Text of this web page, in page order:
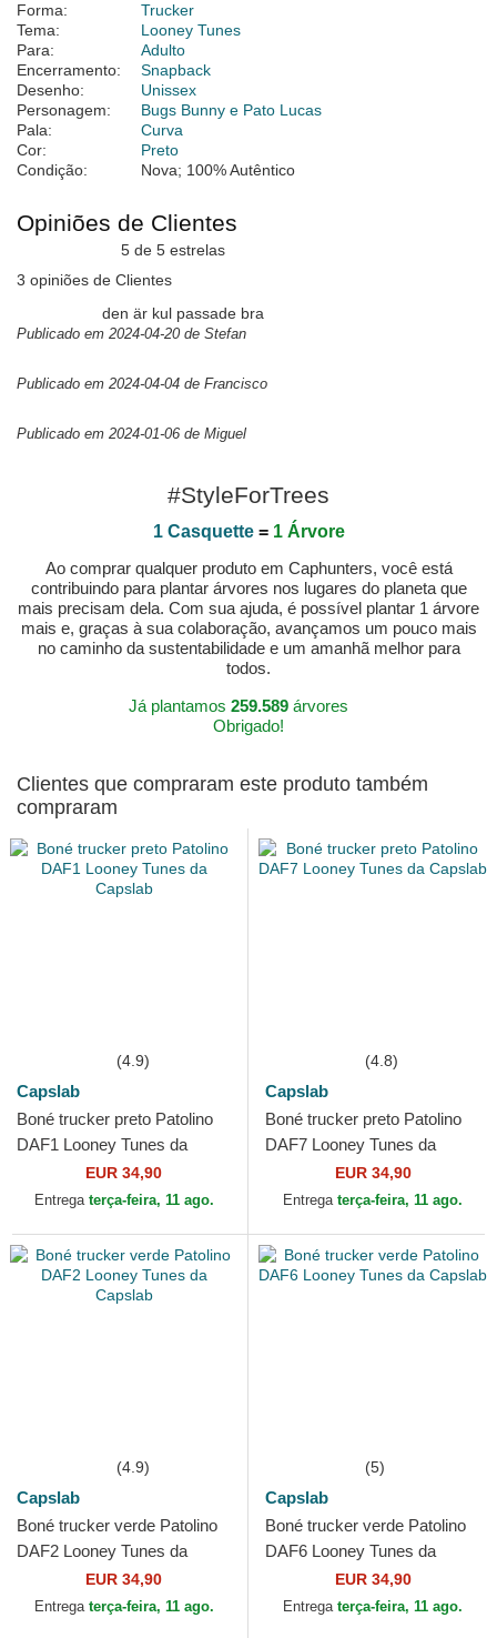
Forma:
Trucker
Tema:
Looney Tunes
Para:
Adulto
Encerramento:
Snapback
Desenho:
Unissex
Personagem:
Bugs Bunny e Pato Lucas
Pala:
Curva
Cor:
Preto
Condição:
Nova; 100% Autêntico
Opiniões de Clientes
5 de 5 estrelas
3 opiniões de Clientes
den är kul passade bra
Publicado em 2024-04-20 de Stefan
Publicado em 2024-04-04 de Francisco
Publicado em 2024-01-06 de Miguel
#StyleForTrees
1 Casquette= 1 Árvore
Ao comprar qualquer produto em Caphunters, você está
contribuindo para plantar árvores nos lugares do planeta que
mais precisam dela. Com sua ajuda, é possível plantar 1 árvore
mais e, graças à sua colaboração, avançamos um pouco mais
no caminho da sustentabilidade e um amanhã melhor para
todos.
Já plantamos 259.589árvores
Obrigado!
Clientes que compraram este produto também
compraram
(4.9)
Capslab
Boné trucker preto Patolino
DAF1 Looney Tunes da
EUR 34,90
Entrega terça-feira, 11 ago.
(4.8)
Capslab
Boné trucker preto Patolino
DAF7 Looney Tunes da
EUR 34,90
Entrega terça-feira, 11 ago.
(4.9)
Capslab
Boné trucker verde Patolino
DAF2 Looney Tunes da
EUR 34,90
Entrega terça-feira, 11 ago.
(5)
Capslab
Boné trucker verde Patolino
DAF6 Looney Tunes da
EUR 34,90
Entrega terça-feira, 11 ago.